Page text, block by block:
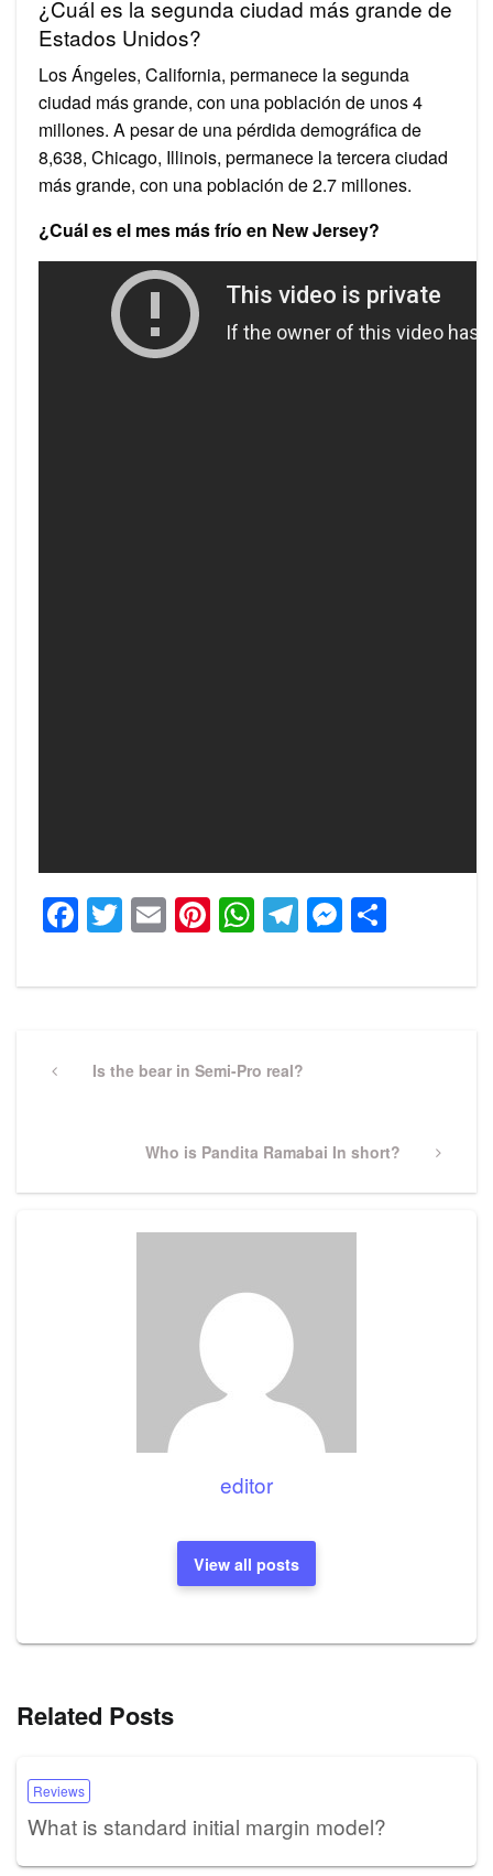
¿Cuál es la segunda ciudad más grande de
Estados Unidos?
Los Ángeles, California, permanece la segunda
ciudad más grande, con una población de unos 4
millones. A pesar de una pérdida demográfica de
8,638, Chicago, Illinois, permanece la tercera ciudad
más grande, con una población de 2.7 millones.
¿Cuál es el mes más frío en New Jersey?
Facebook
Twitter
EmailPinterest
WhatsApp
Telegram
navigation
PreviousIs the bear in Semi-Pro real?
Next
Who is Pandita Ramabai In short?
editor
View all posts
Related Posts
Reviews
What is standard initial margin model?